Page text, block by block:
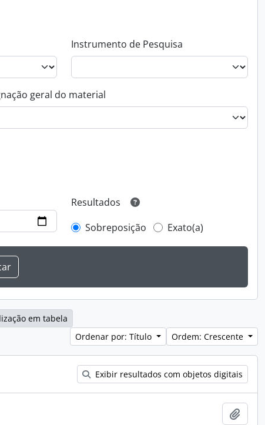
Instrumento de Pesquisa
geral do material
Resultados
Sobreposição
Exato(a)
em tabela
Ordenar por: Título
Ordem: Crescente
Exibir resultados com objetos digitais